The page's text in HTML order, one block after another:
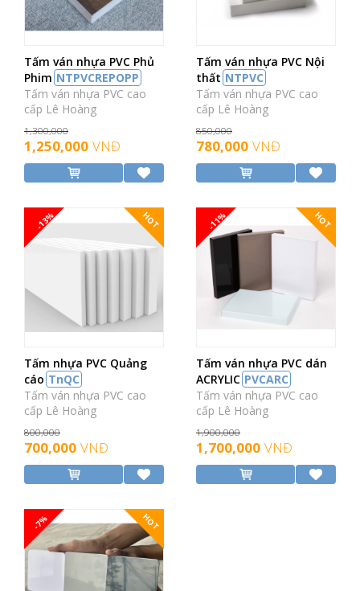
Tấm ván nhựa PVC Phủ
Phim NTPVCREPOPP
Tấm ván nhựa PVC cao
cấp Lê Hoàng
1,300,000
1,250,000 VNĐ
Tấm ván nhựa PVC Nội
thất NTPVC
Tấm ván nhựa PVC cao
cấp Lê Hoàng
850,000
780,000 VNĐ
HOT
-13%
Tấm nhựa PVC Quảng
cáo TnQC
Tấm ván nhựa PVC cao
cấp Lê Hoàng
800,000
700,000 VNĐ
HOT
-11%
Tấm ván nhựa PVC dán
ACRYLIC PVCARC
Tấm ván nhựa PVC cao
cấp Lê Hoàng
1,900,000
1,700,000 VNĐ
HOT
-7%